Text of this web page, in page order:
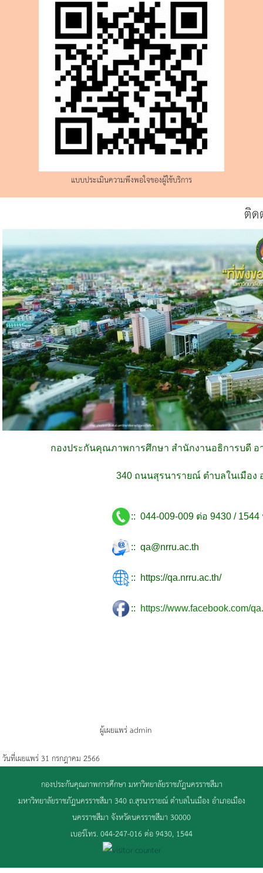
แบบประเมินความพึงพอใจของผู้ใช้บริการ
ติด
กองประกันคุณภาพการศึกษา สำนักงานอธิการบดี
340 ถนนสุรนารายณ์ ตำบลในเมือง
:: 044-009-009 ต่อ 9430 /
:: qa@nrru.ac.th
:: https://qa.nrru.ac.th/
:: https://www.facebook.com/
วันที่เผยแพร่ 31 กรกฎาคม 2566
ผู้เผยแพร่ admin
กองประกันคุณภาพการศึกษา มหาวิทยาลัยราชภัฏนครราชสีมา
มหาวิทยาลัยราชภัฏนครราชสีมา 340 ถ.สุรนารายณ์ ตำบลในเมือง อำเภอเมือง
นครราชสีมา จังหวัดนครราชสีมา 30000
เบอร์โทร. 044-247-016 ต่อ 9430, 1544